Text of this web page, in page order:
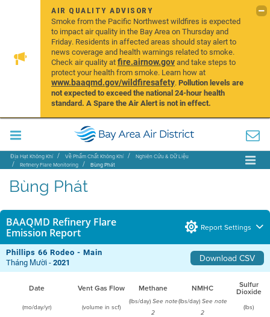
AIR QUALITY ADVISORY
Smoke from the Pacific Northwest wildfires is expected
to impact air quality in the Bay Area on Thursday and
Friday. Residents in affected areas should stay alert to
news coverage and health warnings related to smoke.
Check air quality atfire.airnow.govand take steps to
protect your health from smoke. Learn how at
www.baaqmd.gov/wildfiresafety.Pollution levels are
not expected to exceed the national 24-hour health
standard. A Spare the Air Alert is not in effect.
Địa Hạt Không Khí Về Phẩm Chất Không Khí
Nghiên Cứu & Dữ Liệu
Refinery Flare Monitoring
Bùng Phát
Bùng Phát
BAAQMD Refinery Flare
Emission Report
Report Settings
Phillips 66 Rodeo - Main Download CSV
Tháng Mười -2021
Date Vent Gas Flow Methane NMHC Sulfur
Dioxide
(mo/day/yr) (volume in scf)
(lbs/day) See note
2
(lbs/day) See note
2
(lbs)